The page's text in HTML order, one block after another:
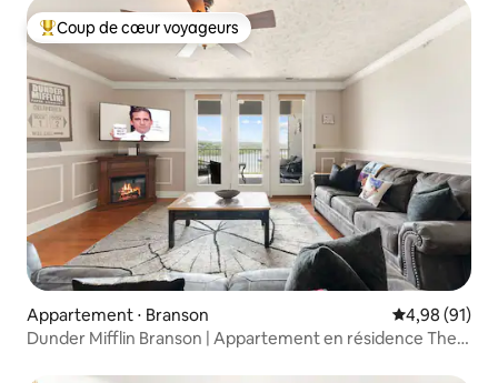
Coups de cœur voyageurs les plus appréciés
Coup de cœur voyageurs
Appartement ⋅ Branson Évaluation
4,98 (91)
Dunder Mifflin Branson | Appartement en résidence The